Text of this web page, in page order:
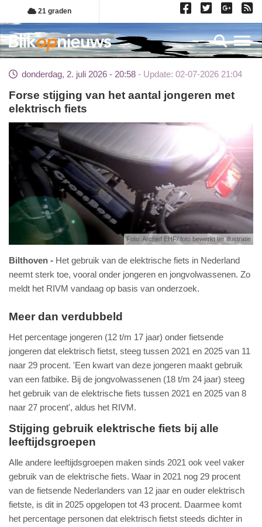
Overslaan
en
naar
de
gaan
21 graden
donderdag, 2. juli 2026 - 20:58 Update: 02-07-2026 21:04
Forse stijging van het aantal jongeren met
elektrisch fiets
Foto: Archief EHF/ foto bewerkt ter illustratie
Bilthoven
Het gebruik van de elektrische fiets in Nederland
neemt sterk toe, vooral onder jongeren en jongvolwassenen. Zo
meldt het RIVM vandaag op basis van onderzoek.
Meer dan verdubbeld
Het percentage jongeren (12 t/m 17 jaar) onder fietsende
jongeren dat elektrisch fietst, steeg tussen 2021 en 2025 van 11
naar 29 procent. 'Een kwart van deze jongeren maakt gebruik
van een fatbike. Bij de jongvolwassenen (18 t/m 24 jaar) steeg
het gebruik van de elektrische fiets tussen 2021 en 2025 van 8
naar 27 procent', aldus het RIVM.
Stijging gebruik elektrische fiets bij alle
leeftijdsgroepen
Alle andere leeftijdsgroepen maken sinds 2021 ook veel vaker
gebruik van de elektrische fiets. Waar in 2021 nog 29 procent
van de fietsende Nederlanders van 12 jaar en ouder elektrisch
fietste, is dit in 2025 opgelopen tot 43 procent. Daarmee komt
het percentage personen dat elektrisch fietst steeds dichter in